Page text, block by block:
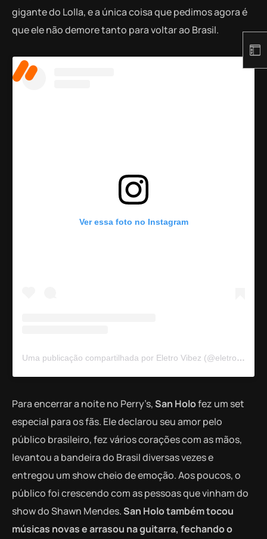
gigante do Lolla, e a única coisa que pedimos agora é
que ele não demore tanto para voltar ao Brasil.
Ver essa foto no Instagram
Uma publicação compartilhada por Eletro Vibez (@eletrovibez)
Para encerrar a noite no Perry’s,San Holofez um set
especial para os fãs. Ele declarou seu amor pelo
público brasileiro, fez vários corações com as mãos,
levantou a bandeira do Brasil diversas vezes e
entregou um show cheio de emoção. Aos poucos, o
público foi crescendo com as pessoas que vinham do
show do Shawn Mendes.San Holo também tocou
músicas novas e arrasou na guitarra, fechando o